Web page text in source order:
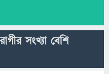
সংখ্যা বেশি